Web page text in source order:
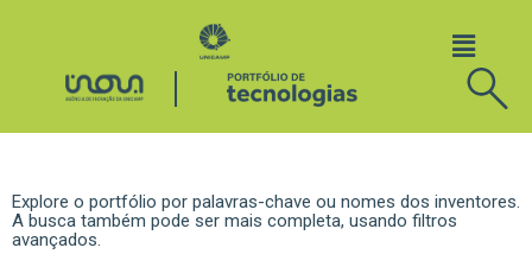
Explore o portfólio por palavras-chave ou nomes dos inventores.
A busca também pode ser mais completa, usando filtros
avançados.